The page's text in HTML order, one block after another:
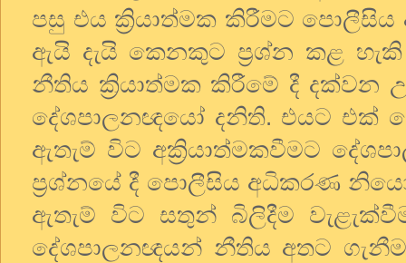
පසු එය ක්‍රියාත්මක කිරීමට
ඇයි දැයි කෙනකුට ප්‍රශ්න කළ
නීතිය ක්‍රියාත්මක කිරීමේ දී දක්වන
දේශපාලනඥයෝ දනිති. එයට එක්
ඇතැම් විට අක්‍රියාත්මකවීමට
ප්‍රශ්නයේ දී පොලීසිය අධිකරණ
ඇතැම් විට සතුන් බිලිදීම
දේශපාලනඥයන් නීතිය අතට